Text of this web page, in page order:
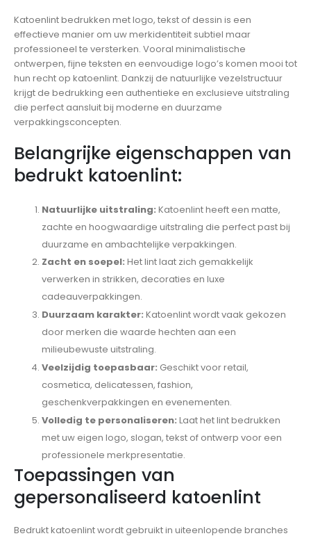
Katoenlint bedrukken met logo, tekst of dessin is een
effectieve manier om uw merkidentiteit subtiel maar
professioneel te versterken. Vooral minimalistische
ontwerpen, fijne teksten en eenvoudige logo’s komen mooi tot
hun recht op katoenlint. Dankzij de natuurlijke vezelstructuur
krijgt de bedrukking een authentieke en exclusieve uitstraling
die perfect aansluit bij moderne en duurzame
verpakkingsconcepten.
Belangrijke eigenschappen van
bedrukt katoenlint:
Natuurlijke uitstraling: Katoenlint heeft een matte,
zachte en hoogwaardige uitstraling die perfect past bij
duurzame en ambachtelijke verpakkingen.
Zacht en soepel: Het lint laat zich gemakkelijk
verwerken in strikken, decoraties en luxe
cadeauverpakkingen.
Duurzaam karakter: Katoenlint wordt vaak gekozen
door merken die waarde hechten aan een
milieubewuste uitstraling.
Veelzijdig toepasbaar: Geschikt voor retail,
cosmetica, delicatessen, fashion,
geschenkverpakkingen en evenementen.
Volledig te personaliseren: Laat het lint bedrukken
met uw eigen logo, slogan, tekst of ontwerp voor een
professionele merkpresentatie.
Toepassingen van
gepersonaliseerd katoenlint
Bedrukt katoenlint wordt gebruikt in uiteenlopende branches